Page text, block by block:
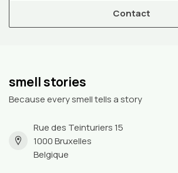
Contact
smell stories
Because every smell tells a story
Rue des Teinturiers 15
1000 Bruxelles
Belgique